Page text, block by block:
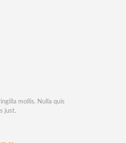
mollis. Nulla quis
just.